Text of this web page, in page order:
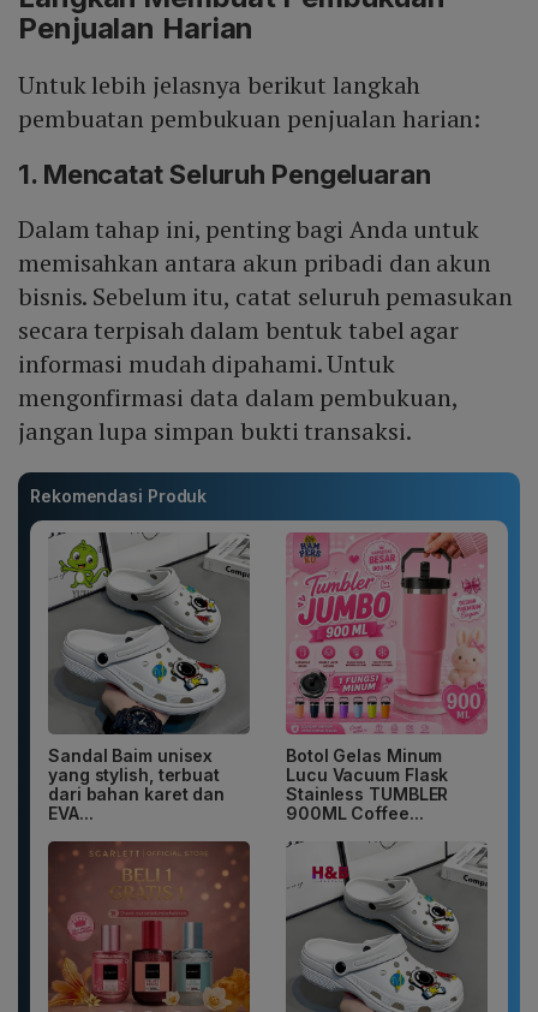
Penjualan Harian
Untuk lebih jelasnya berikut langkah
pembuatan pembukuan penjualan harian:
1. Mencatat Seluruh Pengeluaran
Dalam tahap ini, penting bagi Anda untuk
memisahkan antara akun pribadi dan akun
bisnis. Sebelum itu, catat seluruh pemasukan
secara terpisah dalam bentuk tabel agar
informasi mudah dipahami. Untuk
mengonfirmasi data dalam pembukuan,
jangan lupa simpan bukti transaksi.
Rekomendasi Produk
Sandal Baim unisex
yang stylish, terbuat
dari bahan karet dan
EVA...
Botol Gelas Minum
Lucu Vacuum Flask
Stainless TUMBLER
900ML Coffee...